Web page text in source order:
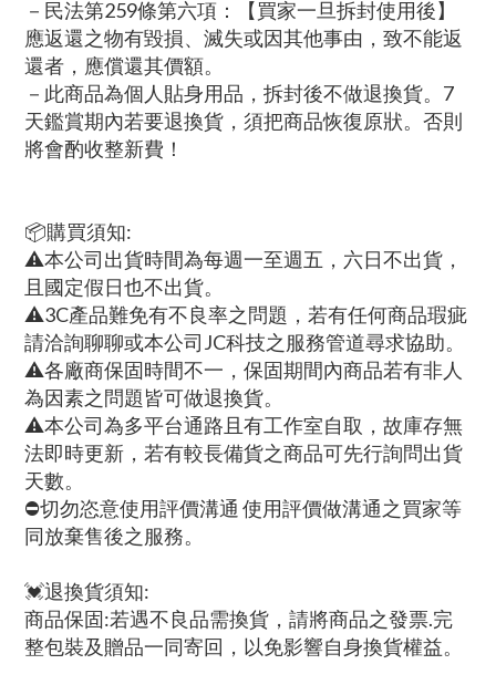
－民法第259條第六項：【買家一旦拆封使用後】
應返還之物有毀損、滅失或因其他事由，致不能返
還者，應償還其價額。
－此商品為個人貼身用品，拆封後不做退換貨。7
天鑑賞期內若要退換貨，須把商品恢復原狀。否則
將會酌收整新費！
📦購買須知:
⚠本公司出貨時間為每週一至週五，六日不出貨，
且國定假日也不出貨。
⚠3C產品難免有不良率之問題，若有任何商品瑕疵
請洽詢聊聊或本公司JC科技之服務管道尋求協助。
⚠各廠商保固時間不一，保固期間內商品若有非人
為因素之問題皆可做退換貨。
⚠本公司為多平台通路且有工作室自取，故庫存無
法即時更新，若有較長備貨之商品可先行詢問出貨
天數。
⛔切勿恣意使用評價溝通 使用評價做溝通之買家等
同放棄售後之服務。
💓退換貨須知:
商品保固:若遇不良品需換貨，請將商品之發票.完
整包裝及贈品一同寄回，以免影響自身換貨權益。